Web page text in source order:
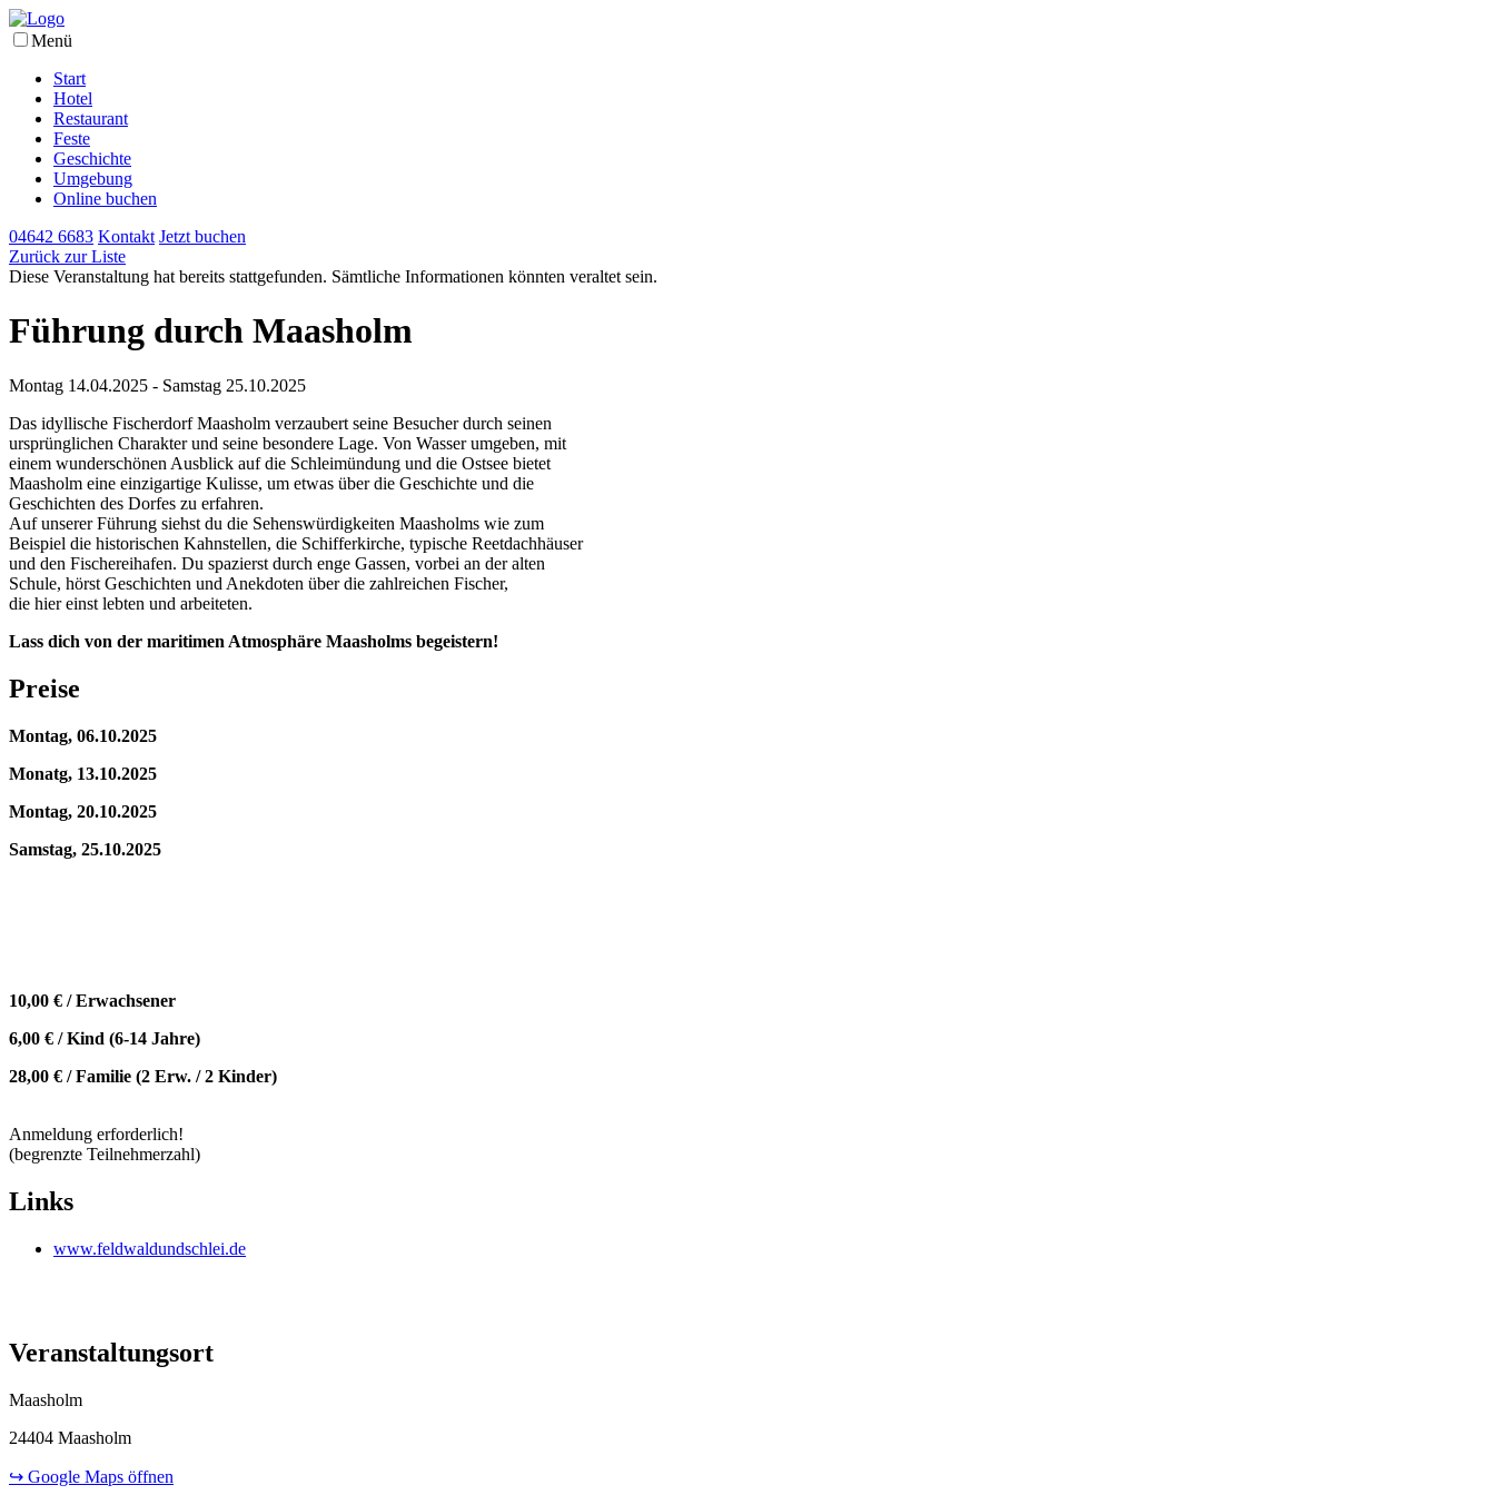
Menü
Start
Hotel
Restaurant
Feste
Geschichte
Umgebung
Online buchen
04642 6683 Kontakt Jetzt buchen
Zurück zur Liste
Diese Veranstaltung hat bereits stattgefunden. Sämtliche Informationen könnten veraltet sein.
Führung durch Maasholm
Montag 14.04.2025 - Samstag 25.10.2025
Das idyllische Fischerdorf Maasholm verzaubert seine Besucher durch seinen
ursprünglichen Charakter und seine besondere Lage. Von Wasser umgeben, mit
einem wunderschönen Ausblick auf die Schleimündung und die Ostsee bietet
Maasholm eine einzigartige Kulisse, um etwas über die Geschichte und die
Geschichten des Dorfes zu erfahren.
Auf unserer Führung siehst du die Sehenswürdigkeiten Maasholms wie zum
Beispiel die historischen Kahnstellen, die Schifferkirche, typische Reetdachhäuser
und den Fischereihafen. Du spazierst durch enge Gassen, vorbei an der alten
Schule, hörst Geschichten und Anekdoten über die zahlreichen Fischer,
die hier einst lebten und arbeiteten.
Lass dich von der maritimen Atmosphäre Maasholms begeistern!
Preise
Montag, 06.10.2025
Monatg, 13.10.2025
Montag, 20.10.2025
Samstag, 25.10.2025
10,00 € / Erwachsener
6,00 € / Kind (6-14 Jahre)
28,00 € / Familie (2 Erw. / 2 Kinder)
Anmeldung erforderlich!
(begrenzte Teilnehmerzahl)
Links
www.feldwaldundschlei.de
Veranstaltungsort
Maasholm
24404 Maasholm
↪ Google Maps öffnen